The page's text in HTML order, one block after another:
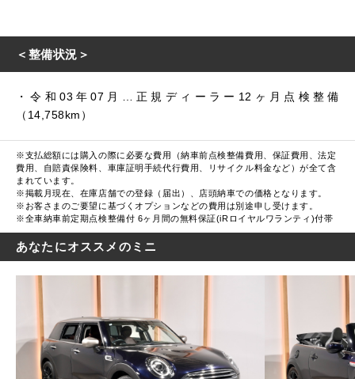
＜整備状況＞
・令和03年07月…正規ディーラー12ヶ月点検整備
（14,758km）
※支払総額には購入の際に必要な費用（納車前点検整備費用、保証費用、法定
費用、自賠責保険料、車庫証明手続代行費用、リサイクル料金など）が全て含
まれています。
※掲載月現在、在庫店舗での登録（届出）、店頭納車での価格となります。
※お客さまのご要望に基づくオプションなどの費用は別途申し受けます。
※全車納車前定期点検整備付 6ヶ月間の無料保証(iRロイヤルワランティ)付帯
あなたにオススメのミニ